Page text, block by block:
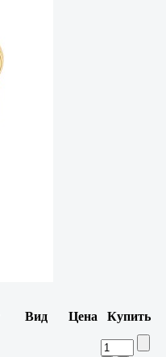
Вид Цена Купить